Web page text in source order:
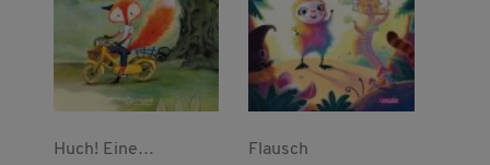
Huch! Eine
Flausch